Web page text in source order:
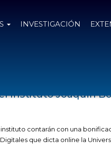
INVESTIGACIÓN
Instituto Joaquín
contarán con una
que dicta online la